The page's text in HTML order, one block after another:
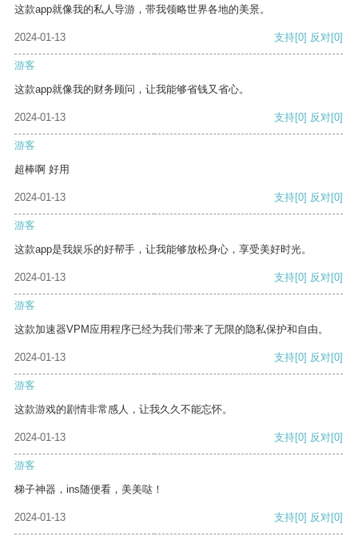
这款app就像我的私人导游，带我领略世界各地的美景。
2024-01-13 支持[0] 反对[0]
游客
这款app就像我的财务顾问，让我能够省钱又省心。
2024-01-13 支持[0] 反对[0]
游客
超棒啊 好用
2024-01-13 支持[0] 反对[0]
游客
这款app是我娱乐的好帮手，让我能够放松身心，享受美好时光。
2024-01-13 支持[0] 反对[0]
游客
这款加速器VPM应用程序已经为我们带来了无限的隐私保护和自由。
2024-01-13 支持[0] 反对[0]
游客
这款游戏的剧情非常感人，让我久久不能忘怀。
2024-01-13 支持[0] 反对[0]
游客
梯子神器，ins随便看，美美哒！
2024-01-13 支持[0] 反对[0]